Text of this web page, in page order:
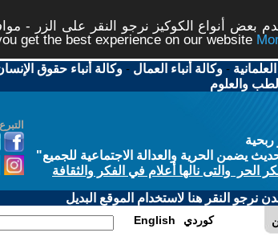
بعض أنواع الكوكيز نرجو النقر على الزر -
get the best experience on our website
-وكالة أنباء العمال -وكالة أنباء حقوق
والعلوم
يضمن الحرية والعدالة الاجتماعية للجميع"
الحر والتى نالها أعلام في الفكر والثقافة
نرجو النقر هنا لاستخدام الموقع البديل
English كوردي